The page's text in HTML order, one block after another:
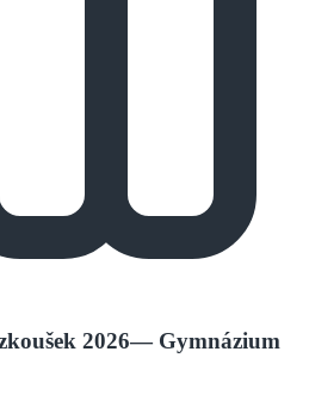
2026— Gymnázium